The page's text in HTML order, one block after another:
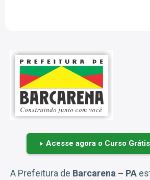
Acesse agora o Curso
A Prefeitura de Barcarena – PA